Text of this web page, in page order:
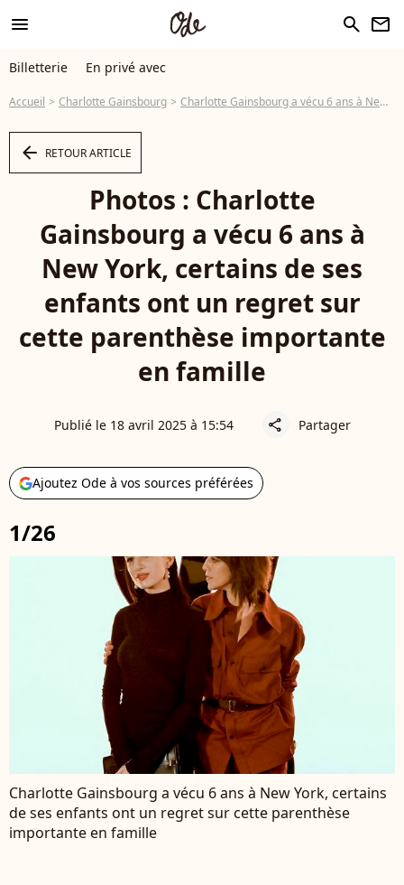
menu search newsletter
Billetterie En privé avec
Accueil Charlotte Gainsbourg Charlotte Gainsbourg a vécu 6 ans à New York, certains de ses enfants ont un regret sur cette parenthèse importante en famille
arrow_left RETOUR ARTICLE
Photos : Charlotte
Gainsbourg a vécu 6 ans à
New York, certains de ses
enfants ont un regret sur
cette parenthèse importante
en famille
Publié le 18 avril 2025 à 15:54 share Partager
Ajoutez Ode à vos sources préférées
1/26
Charlotte Gainsbourg a vécu 6 ans à New York, certains
de ses enfants ont un regret sur cette parenthèse
importante en famille